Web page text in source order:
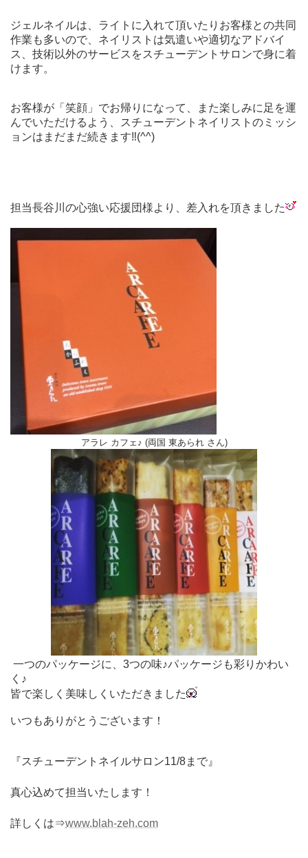
ジェルネイルは、ライトに入れて頂いたりお客様との共同
作業も多いので、ネイリストは気遣いや適切なアドバイ
ス、技術以外のサービスをスチューデントサロンで身に着
けます。
お客様が「笑顔」でお帰りになって、また楽しみに足を運
んでいただけるよう、スチューデントネイリストのミッシ
ョンはまだまだ続きます‼︎(^^)
担当長谷川の心強い応援団様より、差入れを頂きました
アラレ カフェ♪ (両国 東あられ さん)
一つのパッケージに、3つの味♪パッケージも彩りかわい
く♪
皆で楽しく美味しくいただきました
いつもありがとうございます！
『スチューデントネイルサロン11/8まで』
真心込めて担当いたします！
詳しくは⇒www.blah-zeh.com